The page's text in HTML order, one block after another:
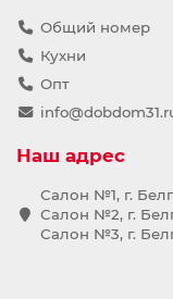
Общий номер
Кухни
Опт
Наш адрес
Салон №1, г.
Салон №2, г.
Салон №3, г.